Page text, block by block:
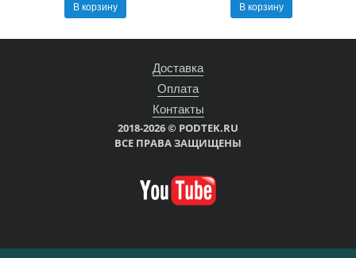
В корзину В корзину
Доставка
Оплата
Контакты
2018-2026 © PODTEK.RU
ВСЕ ПРАВА ЗАЩИЩЕНЫ